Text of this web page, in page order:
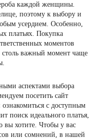
каждой женщины.
поэтому к выбору и
усердием. Особенно,
платьях. Покупка
моментов
важный момент чаще
аспектами выбора
посетить сайт
ознакомиться с доступным
поиск идеального платья,
вы хотите. Чтобы у вас
или сомнений, в нашей